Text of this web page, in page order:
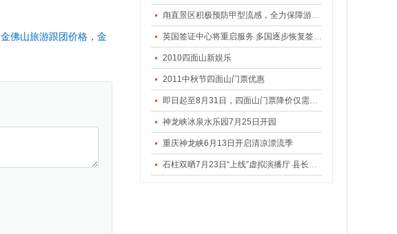
金佛山旅游跟团价格 ， 金
甪直景区积极预防甲型流感，全力保障游客游览安全
英国签证中心将重启服务 多国逐步恢复签证服务
2010四面山新娱乐
2011中秋节四面山门票优惠
即日起至8月31日，四面山门票降价仅需50元/人
神龙峡冰泉水乐园7月25日开园
重庆神龙峡6月13日开启清凉漂流季
石柱双晒7月23日“上线”虚拟演播厅 县长左军一秒穿越千野草场